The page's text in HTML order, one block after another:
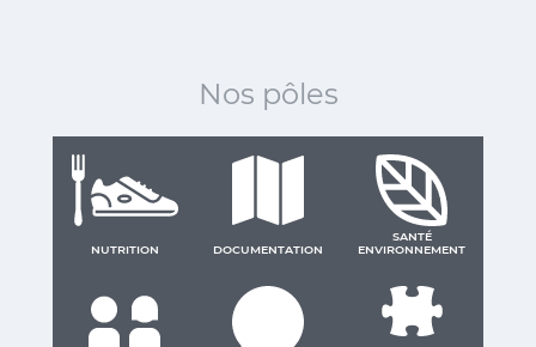
Nos pôles
NUTRITION DOCUMENTATION
SANTÉ
ENVIRONNEMENT